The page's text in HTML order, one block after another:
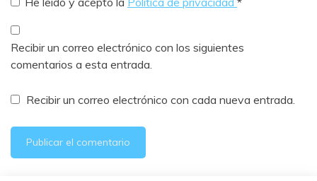
Recibir un correo electrónico con los siguientes
comentarios a esta entrada.
Recibir un correo electrónico con cada nueva entrada.